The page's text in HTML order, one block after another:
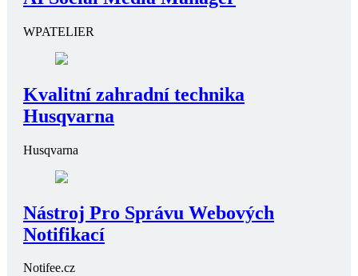
WPATELIER
Kvalitní zahradní technika
Husqvarna
Husqvarna
Nástroj Pro Správu Webových
Notifikací
Notifee.cz